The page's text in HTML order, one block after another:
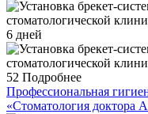
6 дней
52 Подробнее
Профессиональная
«Стоматология доктора